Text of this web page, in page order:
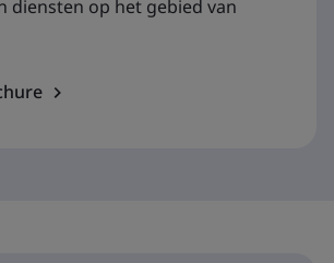
diensten op het gebied van